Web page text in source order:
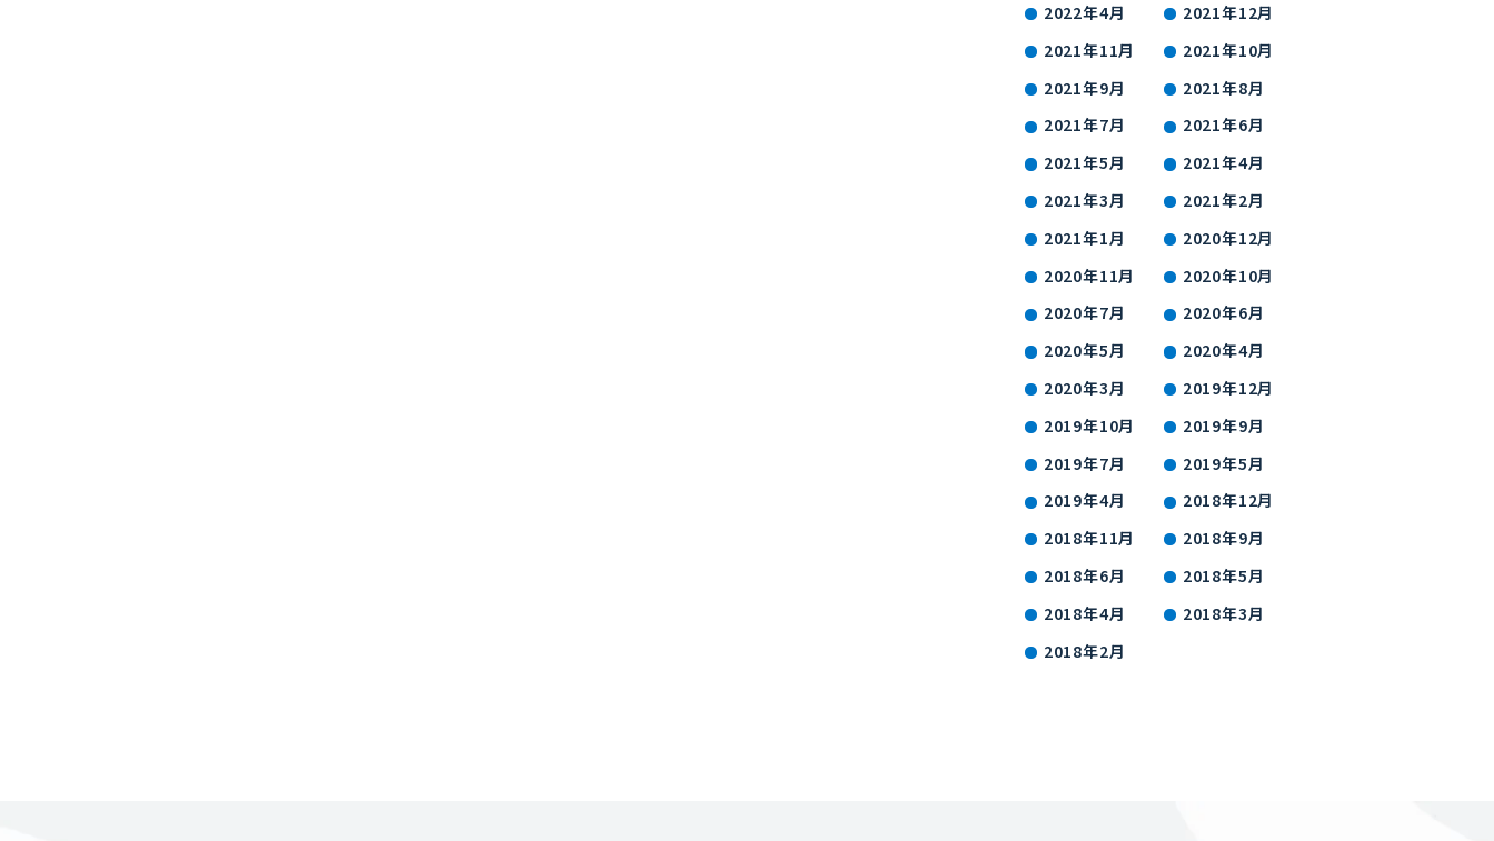
2022年4月
2021年12月
2021年11月
2021年10月
2021年9月
2021年8月
2021年7月
2021年6月
2021年5月
2021年4月
2021年3月
2021年2月
2021年1月
2020年12月
2020年11月
2020年10月
2020年7月
2020年6月
2020年5月
2020年4月
2020年3月
2019年12月
2019年10月
2019年9月
2019年7月
2019年5月
2019年4月
2018年12月
2018年11月
2018年9月
2018年6月
2018年5月
2018年4月
2018年3月
2018年2月